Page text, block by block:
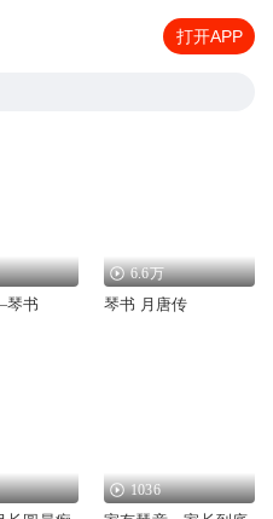
打开APP
书
6.6万
琴书 月唐传
1036